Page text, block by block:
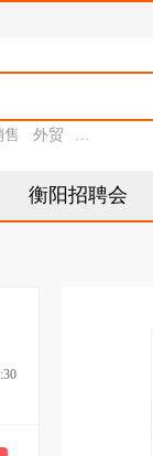
售 外贸 助理
衡阳招聘会